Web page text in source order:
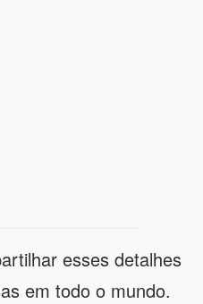
esses detalhes
em todo o mundo.